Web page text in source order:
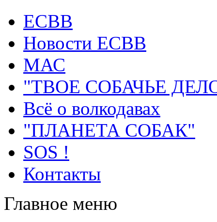
ECВB
Новости ЕСВВ
МАС
"ТВОЕ СОБАЧЬЕ
Всё о волкодавах
"ПЛАНЕТА СОБАК"
SOS !
Контакты
Главное меню